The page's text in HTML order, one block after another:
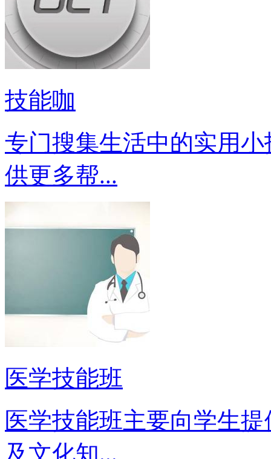
技能咖
专门搜集生活中的实用
供更多帮...
医学技能班
医学技能班主要向学生
及文化知...